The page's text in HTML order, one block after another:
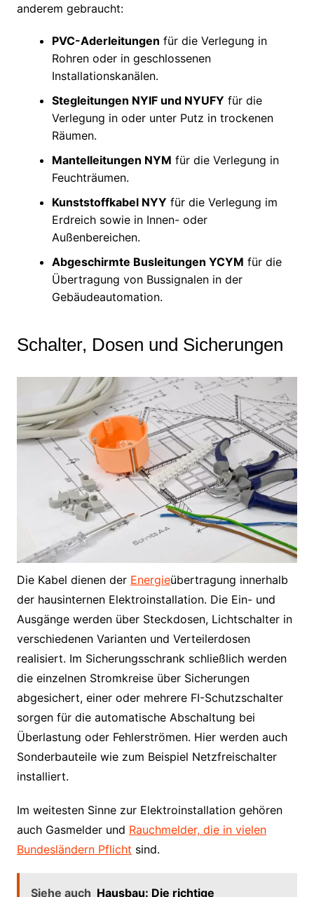
anderem gebraucht:
PVC-Aderleitungen für die Verlegung in
Rohren oder in geschlossenen
Installationskanälen.
Stegleitungen NYIF und NYUFY für die
Verlegung in oder unter Putz in trockenen
Räumen.
Mantelleitungen NYM für die Verlegung in
Feuchträumen.
Kunststoffkabel NYY für die Verlegung im
Erdreich sowie in Innen- oder
Außenbereichen.
Abgeschirmte Busleitungen YCYM für die
Übertragung von Bussignalen in der
Gebäudeautomation.
Schalter, Dosen und Sicherungen
Die Kabel dienen der Energieübertragung innerhalb
der hausinternen Elektroinstallation. Die Ein- und
Ausgänge werden über Steckdosen, Lichtschalter in
verschiedenen Varianten und Verteilerdosen
realisiert. Im Sicherungsschrank schließlich werden
die einzelnen Stromkreise über Sicherungen
abgesichert, einer oder mehrere FI-Schutzschalter
sorgen für die automatische Abschaltung bei
Überlastung oder Fehlerströmen. Hier werden auch
Sonderbauteile wie zum Beispiel Netzfreischalter
installiert.
Im weitesten Sinne zur Elektroinstallation gehören
auch Gasmelder und Rauchmelder, die in vielen
Bundesländern Pflicht sind.
Siehe auch Hausbau: Die richtige